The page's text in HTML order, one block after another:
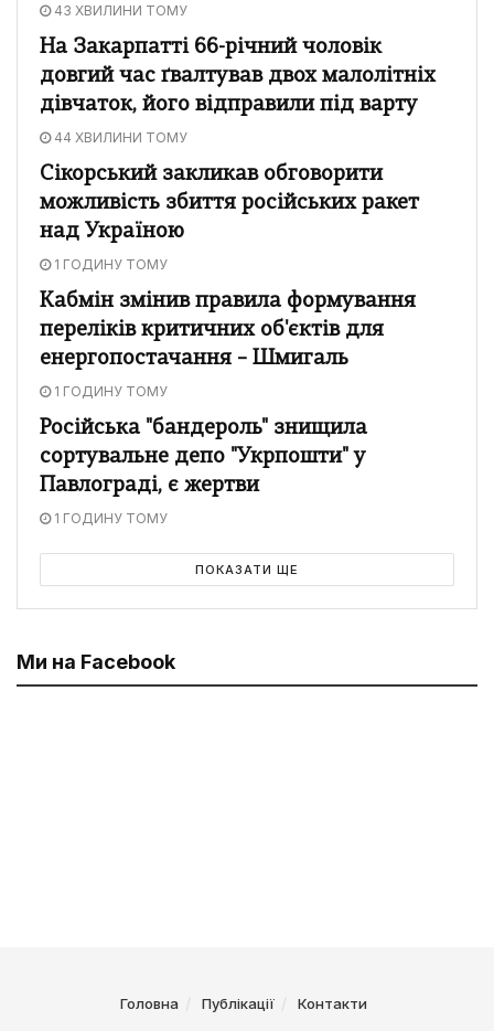
43 ХВИЛИНИ ТОМУ
На Закарпатті 66-річний чоловік
довгий час ґвалтував двох малолітніх
дівчаток, його відправили під варту
44 ХВИЛИНИ ТОМУ
Сікорський закликав обговорити
можливість збиття російських ракет
над Україною
1 ГОДИНУ ТОМУ
Кабмін змінив правила формування
переліків критичних об'єктів для
енергопостачання – Шмигаль
1 ГОДИНУ ТОМУ
Російська "бандероль" знищила
сортувальне депо "Укрпошти" у
Павлограді, є жертви
1 ГОДИНУ ТОМУ
ПОКАЗАТИ ЩЕ
Ми на Facebook
Головна Публікації Контакти